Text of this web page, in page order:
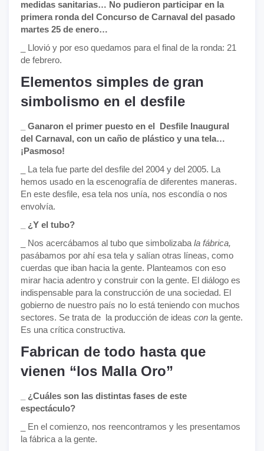
medidas sanitarias… No pudieron participar en la
primera ronda del Concurso de Carnaval del pasado
martes 25 de enero…
_ Llovió y por eso quedamos para el final de la ronda: 21
de febrero.
Elementos simples de gran
simbolismo en el desfile
_ Ganaron el primer puesto en el Desfile Inaugural
del Carnaval, con un caño de plástico y una tela…
¡Pasmoso!
_ La tela fue parte del desfile del 2004 y del 2005. La
hemos usado en la escenografía de diferentes maneras.
En este desfile, esa tela nos unía, nos escondía o nos
envolvía.
_ ¿Y el tubo?
_ Nos acercábamos al tubo que simbolizaba la fábrica,
pasábamos por ahí esa tela y salían otras líneas, como
cuerdas que iban hacia la gente. Planteamos con eso
mirar hacia adentro y construir con la gente. El diálogo es
indispensable para la construcción de una sociedad. El
gobierno de nuestro país no lo está teniendo con muchos
sectores. Se trata de la producción de ideas con la gente.
Es una crítica constructiva.
Fabrican de todo hasta que
vienen “los Malla Oro”
_ ¿Cuáles son las distintas fases de este
espectáculo?
_ En el comienzo, nos reencontramos y les presentamos
la fábrica a la gente.